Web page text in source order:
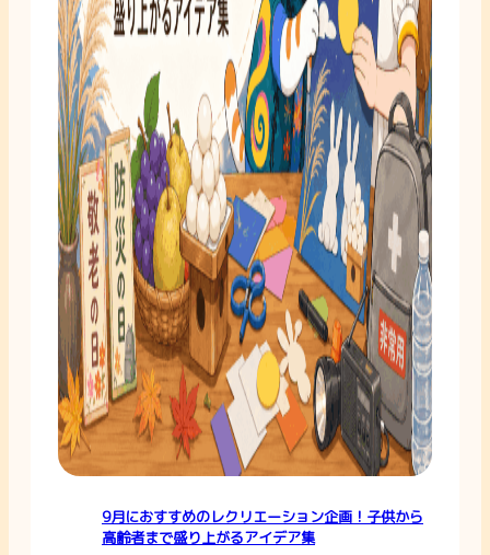
9月におすすめのレクリエーション企画！子供から
高齢者まで盛り上がるアイデア集